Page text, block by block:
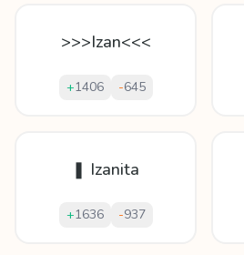
>>>Izan<<<
+1406 -645
❚ Izanita
+1636 -937